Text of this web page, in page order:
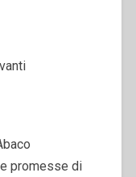
promesse di